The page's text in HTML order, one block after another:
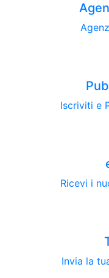
Iscriviti e
Ricevi i
Invia la